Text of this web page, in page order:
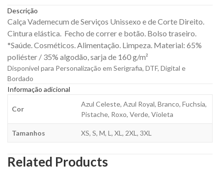
Direito
para
Personalizar
quantity
Descrição
Calça Vademecum de Serviços Unissexo e de Corte Direito.
Cintura elástica. Fecho de correr e botão. Bolso traseiro.
*Saúde. Cosméticos. Alimentação. Limpeza. Material: 65%
poliéster / 35% algodão, sarja de 160 g/m²
Disponível para Personalização em Serigrafia, DTF, Digital e
Bordado
Informação adicional
Cor
Azul Celeste, Azul Royal, Branco, Fuchsia,
Pistache, Roxo, Verde, Violeta
Tamanhos XS, S, M, L, XL, 2XL, 3XL
Related Products